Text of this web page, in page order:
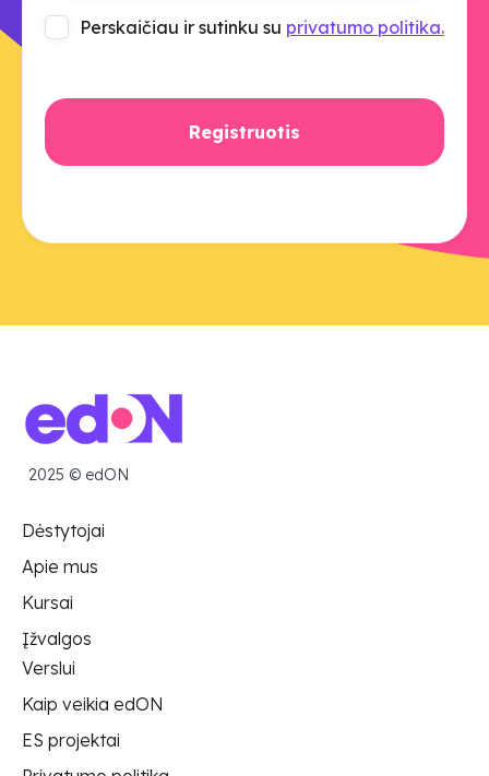
Perskaičiau ir sutinku su privatumo politika.
2025 © edON
Dėstytojai
Apie mus
Kursai
Įžvalgos
Verslui
Kaip veikia edON
ES projektai